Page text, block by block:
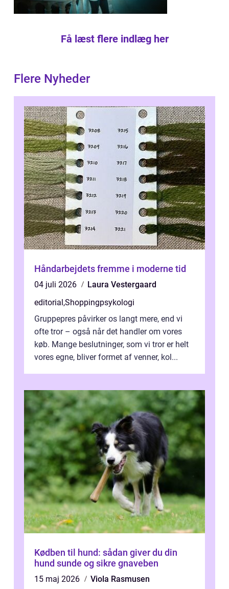
Få læst flere indlæg her
Flere Nyheder
Håndarbejdets fremme i moderne tid
04 juli 2026
Laura Vestergaard
editorial,Shoppingpsykologi
Gruppepres påvirker os langt mere, end vi
ofte tror – også når det handler om vores
køb. Mange beslutninger, som vi tror er helt
vores egne, bliver formet af venner, kol...
Kødben til hund: sådan giver du din
hund sunde og sikre gnaveben
15 maj 2026 Viola Rasmusen